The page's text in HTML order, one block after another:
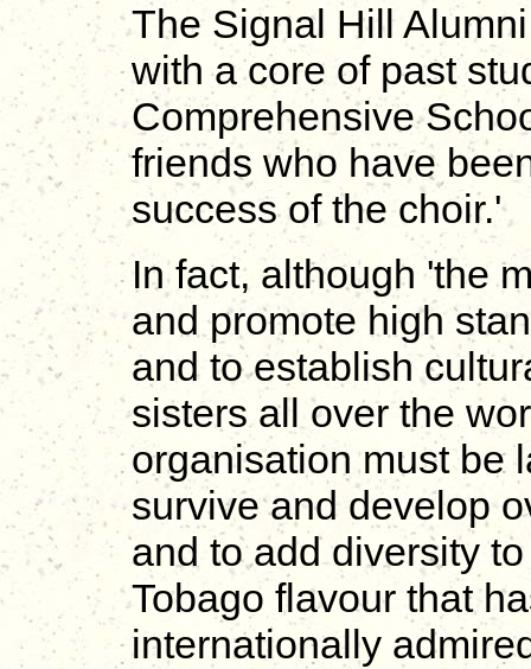
The Signal Hill
with a core of past
Comprehensive
friends who have
success of the choir.'
In fact, although 'the
and promote high
and to establish
sisters all over the
organisation must be
survive and develop
and to add diversity
Tobago flavour that
internationally